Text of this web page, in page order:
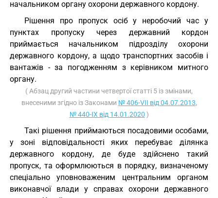
начальником органу охорони державного кордону.
Рішення про пропуск осіб у неробочий час у
пунктах пропуску через державний кордон
приймається начальником підрозділу охорони
державного кордону, а щодо транспортних засобів і
вантажів - за погодженням з керівником митного
органу.
( Абзац другий частини четвертої статті 5 із змінами,
внесеними згідно із Законами № 406-VII від 04.07.2013,
№ 440-IX від 14.01.2020 )
Такі рішення приймаються посадовими особами,
у зоні відповідальності яких перебуває ділянка
державного кордону, де буде здійснено такий
пропуск, та оформлюються в порядку, визначеному
спеціально уповноваженим центральним органом
виконавчої влади у справах охорони державного